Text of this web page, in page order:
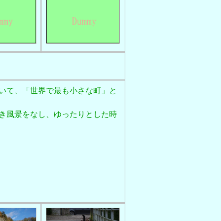
、「世界で最も小さな町」と
風景をなし、ゆったりとした時